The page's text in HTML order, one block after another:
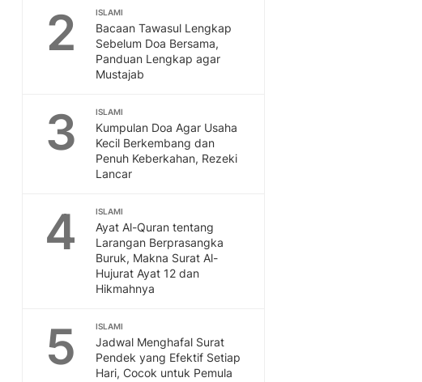
2 ISLAMI
Bacaan Tawasul Lengkap
Sebelum Doa Bersama,
Panduan Lengkap agar
Mustajab
3 ISLAMI
Kumpulan Doa Agar Usaha
Kecil Berkembang dan
Penuh Keberkahan, Rezeki
Lancar
4 ISLAMI
Ayat Al-Quran tentang
Larangan Berprasangka
Buruk, Makna Surat Al-
Hujurat Ayat 12 dan
Hikmahnya
5 ISLAMI
Jadwal Menghafal Surat
Pendek yang Efektif Setiap
Hari, Cocok untuk Pemula